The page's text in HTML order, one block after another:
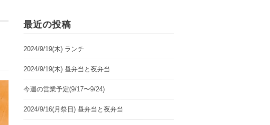
最近の投稿
2024/9/19(木) ランチ
2024/9/19(木) 昼弁当と夜弁当
今週の営業予定(9/17〜9/24)
2024/9/16(月祭日) 昼弁当と夜弁当